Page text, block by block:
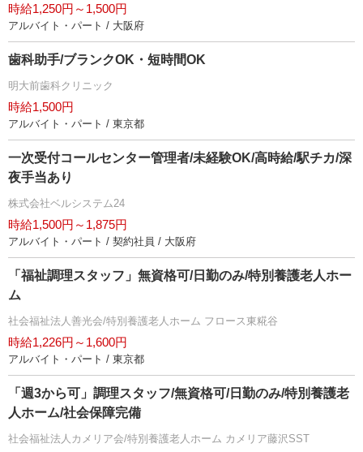
時給1,250円～1,500円
アルバイト・パート / 大阪府
歯科助手/ブランクOK・短時間OK
明大前歯科クリニック
時給1,500円
アルバイト・パート / 東京都
一次受付コールセンター管理者/未経験OK/高時給/駅チカ/深
夜手当あり
株式会社ベルシステム24
時給1,500円～1,875円
アルバイト・パート / 契約社員 / 大阪府
「福祉調理スタッフ」無資格可/日勤のみ/特別養護老人ホー
ム
社会福祉法人善光会/特別養護老人ホーム フロース東糀谷
時給1,226円～1,600円
アルバイト・パート / 東京都
「週3から可」調理スタッフ/無資格可/日勤のみ/特別養護老
人ホーム/社会保障完備
社会福祉法人カメリア会/特別養護老人ホーム カメリア藤沢SST